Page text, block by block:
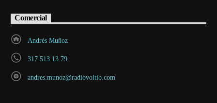
Comercial
Andrés Muñoz
317 513 13 79
andres.munoz@radiovoltio.com